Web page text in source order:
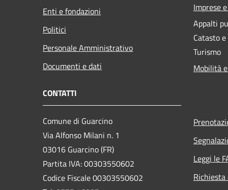
Enti e fondazioni
Politici
Personale Amministrativo
Documenti e dati
Imprese
Appalti
Catasto
Turismo
Mobilità
CONTATTI
Comune di Guarcino
Via Alfonso Milani n. 1
03016 Guarcino (FR)
Partita IVA: 00303550602
Codice Fiscale 00303550602
Leggi le